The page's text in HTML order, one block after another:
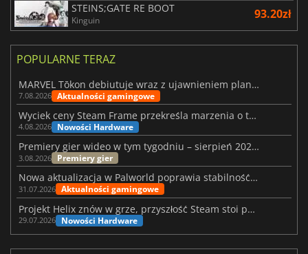
STEINS;GATE RE BOOT
Kinguin 93.20zł
POPULARNE TERAZ
MARVEL Tōkon debiutuje wraz z ujawnieniem planu rozwoju na pierwszy rok
7.08.2026 Aktualności gamingowe
Wyciek ceny Steam Frame przekreśla marzenia o tanim zestawie VR
4.08.2026 Nowości Hardware
Premiery gier wideo w tym tygodniu – sierpień 2026 r. (32. tydzień)
3.08.2026 Premiery gier
Nowa aktualizacja w Palworld poprawia stabilność Sunreach i walk z bossami
31.07.2026 Aktualności gamingowe
Projekt Helix znów w grze, przyszłość Steam stoi pod znakiem zapytania
29.07.2026 Nowości Hardware